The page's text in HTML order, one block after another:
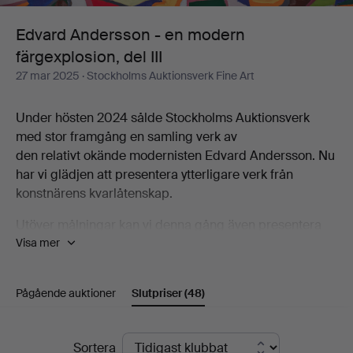
färgexplosion,
del
III
Edvard Andersson - en modern
färgexplosion, del III
27 mar 2025 · Stockholms Auktionsverk Fine Art
Under hösten 2024 sålde Stockholms Auktionsverk
med stor framgång en samling verk av
den relativt okände modernisten Edvard Andersson. Nu
har vi glädjen att presentera ytterligare verk från
konstnärens kvarlåtenskap.
ett antal vävnader utförda av Edvard Anderssons
akvareller. Elsa-Maria var verksam textilkonstnär under
Anderssons förlagor men utvecklade även ett eget
Visa mer
Pågående auktioner Slutpriser(48)
SlutpriserSortera